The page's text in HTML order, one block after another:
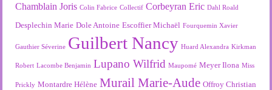
Chamblain Joris Colin Fabrice Collectif Corbeyran Eric Dahl Roald
Desplechin Marie Dole Antoine Escoffier Michaël Fourquemin Xavier
Gauthier Séverine Guilbert Nancy Huard Alexandra Kirkman
Robert Lacombe Benjamin Lupano Wilfrid Maupomé Meyer Ilona Miss
Prickly Montardre Hélène Murail Marie-Aude Offroy Christian